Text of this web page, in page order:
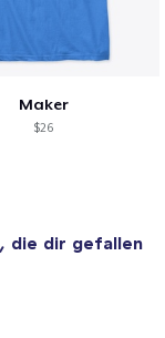
Maker
$26
, die dir gefallen